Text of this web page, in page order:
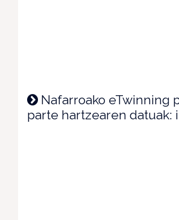
Nafarroako eTwinning
parte hartzearen datuak: